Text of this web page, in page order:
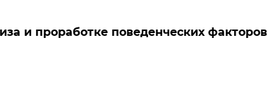
и проработке поведенческих факторов